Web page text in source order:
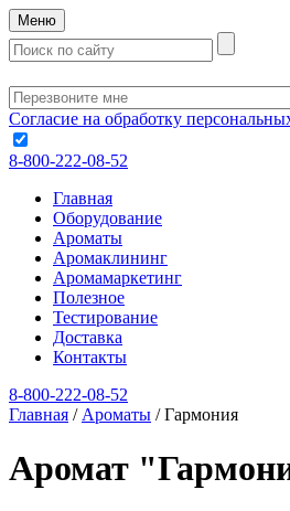
Меню
Согласие на обработку
8-800-222-08-52
Главная
Оборудование
Ароматы
Аромаклининг
Аромамаркетинг
Полезное
Тестирование
Доставка
Контакты
8-800-222-08-52
Главная / Ароматы /Гармония
Аромат